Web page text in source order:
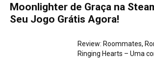
Moonlighter de Graça na
Seu Jogo Grátis Agora!
Review: Roommates,
Ringing Hearts – Uma